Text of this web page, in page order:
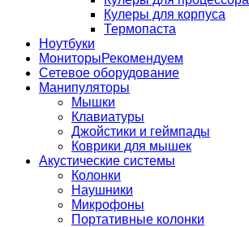
Кулеры для корпуса
Термопаста
Ноутбуки
МониторыРекомендуем
Сетевое оборудование
Манипуляторы
Мышки
Клавиатуры
Джойстики и геймпады
Коврики для мышек
Акустические системы
Колонки
Наушники
Микрофоны
Портативные колонки